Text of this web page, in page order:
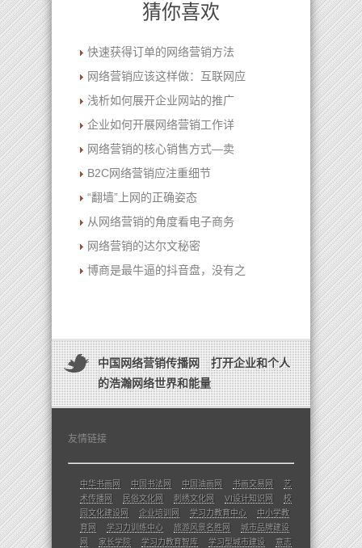
猜你喜欢
快速获得订单的网络营销方法
网络营销应该这样做：互联网应
浅析如何展开企业网站的推广
企业如何开展网络营销工作详
网络营销的核心销售方式—卖
B2C网络营销应注重细节
“翻墙”上网的正确姿态
从网络营销的角度看电子商务
网络营销的达尔文秘密
博商是最牛逼的抖音盘，没有之
中国网络营销传播网 打开企业和个人
的浩瀚网络世界和能量
友情链接
中华书画网 中国书法网 中国油画网 书画交易网
艺
术传播网
民俗文化网 刺绣文化网 VI设计知识网
校
园文化建设网
企业培训网 学习力教育中心
中小学教
育网
学习力训练中心 旅游风景名胜网
城市品牌建设
网
家长学院 学习力教育智库 学习型城市建设
意志